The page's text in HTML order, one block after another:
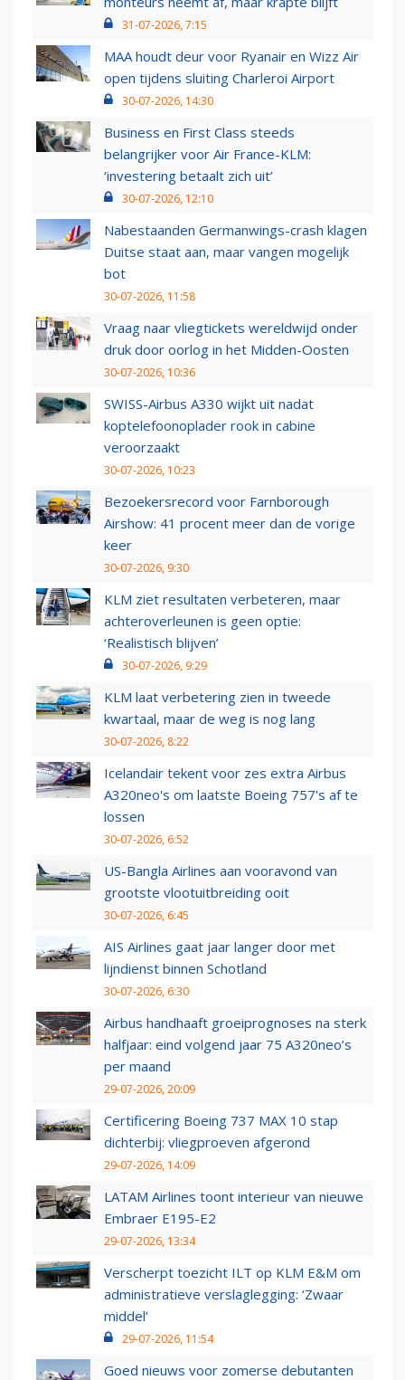
31-07-2026, 7:15
MAA houdt deur voor Ryanair en Wizz Air
open tijdens sluiting Charleroi Airport
30-07-2026, 14:30
Business en First Class steeds
belangrijker voor Air France-KLM:
‘investering betaalt zich uit’
30-07-2026, 12:10
Nabestaanden Germanwings-crash klagen
Duitse staat aan, maar vangen mogelijk
bot
30-07-2026, 11:58
Vraag naar vliegtickets wereldwijd onder
druk door oorlog in het Midden-Oosten
30-07-2026, 10:36
SWISS-Airbus A330 wijkt uit nadat
koptelefoonoplader rook in cabine
veroorzaakt
30-07-2026, 10:23
Bezoekersrecord voor Farnborough
Airshow: 41 procent meer dan de vorige
keer
30-07-2026, 9:30
KLM ziet resultaten verbeteren, maar
achteroverleunen is geen optie:
‘Realistisch blijven’
30-07-2026, 9:29
KLM laat verbetering zien in tweede
kwartaal, maar de weg is nog lang
30-07-2026, 8:22
Icelandair tekent voor zes extra Airbus
A320neo's om laatste Boeing 757's af te
lossen
30-07-2026, 6:52
US-Bangla Airlines aan vooravond van
grootste vlootuitbreiding ooit
30-07-2026, 6:45
AIS Airlines gaat jaar langer door met
lijndienst binnen Schotland
30-07-2026, 6:30
Airbus handhaaft groeiprognoses na sterk
halfjaar: eind volgend jaar 75 A320neo’s
per maand
29-07-2026, 20:09
Certificering Boeing 737 MAX 10 stap
dichterbij: vliegproeven afgerond
29-07-2026, 14:09
LATAM Airlines toont interieur van nieuwe
Embraer E195-E2
29-07-2026, 13:34
Verscherpt toezicht ILT op KLM E&M om
administratieve verslaglegging: ‘Zwaar
middel’
29-07-2026, 11:54
Goed nieuws voor zomerse debutanten